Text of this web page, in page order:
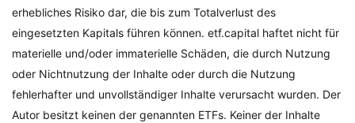
erhebliches Risiko dar, die bis zum Totalverlust des
eingesetzten Kapitals führen können. etf.capital haftet nicht für
materielle und/oder immaterielle Schäden, die durch Nutzung
oder Nichtnutzung der Inhalte oder durch die Nutzung
fehlerhafter und unvollständiger Inhalte verursacht wurden. Der
Autor besitzt keinen der genannten ETFs. Keiner der Inhalte